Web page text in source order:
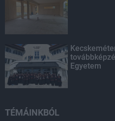
Egyetem
TÉMÁINKBÓL